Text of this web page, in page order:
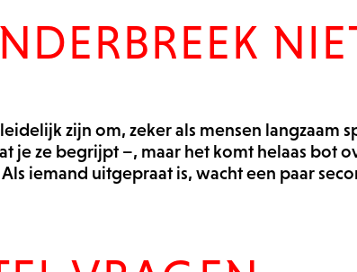
zijn om, zeker als mensen langzaam
je ze begrijpt –, maar het komt helaas bot
iemand uitgepraat is, wacht een paar